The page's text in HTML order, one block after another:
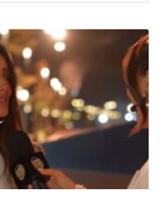
لحظات
مرعبة
عاشتها
زينة
في
برنامج
إيلون
مصر"